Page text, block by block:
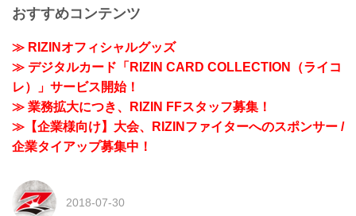
おすすめコンテンツ
≫ RIZINオフィシャルグッズ
≫ デジタルカード「RIZIN CARD COLLECTION（ライコ
レ）」サービス開始！
≫ 業務拡大につき、RIZIN FFスタッフ募集！
≫【企業様向け】大会、RIZINファイターへのスポンサー /
企業タイアップ募集中！
2018-07-30